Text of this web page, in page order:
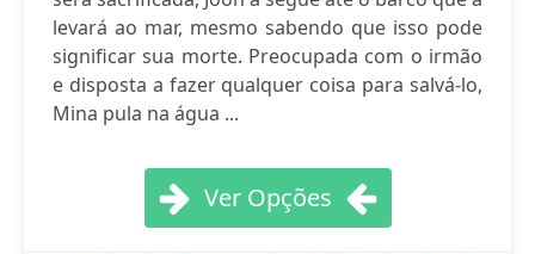
levará ao mar, mesmo sabendo que isso pode
significar sua morte. Preocupada com o irmão
e disposta a fazer qualquer coisa para salvá-lo,
Mina pula na água ...
Ver Opções